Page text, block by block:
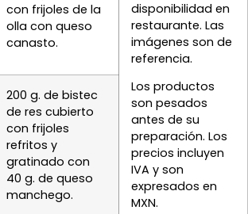
disponibilidad en
restaurante. Las
imágenes son de
referencia.
Los productos
son pesados
antes de su
preparación. Los
precios incluyen
IVA y son
expresados en
MXN.
con frijoles de la
olla con queso
canasto.
200 g. de bistec
de res cubierto
con frijoles
refritos y
gratinado con
40 g. de queso
manchego.